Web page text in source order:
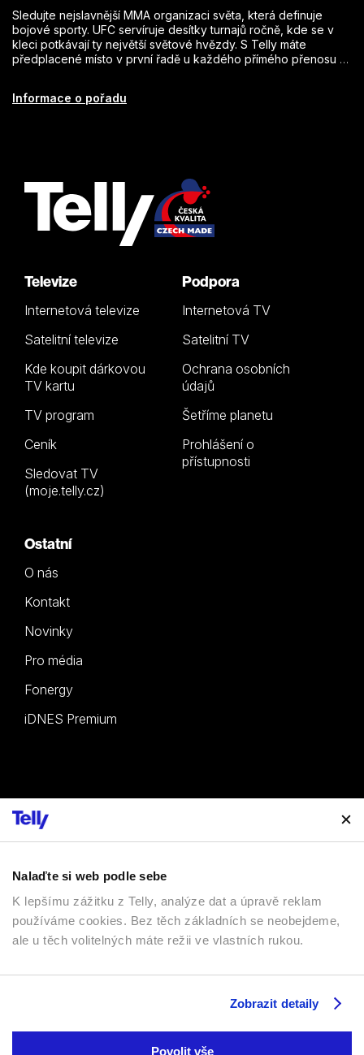
Nalaďte si web podle sebe
K lepšímu zážitku z Telly, analýze dat a úpravě reklam
používáme cookies. Bez těch základních se neobejdeme,
ale u těch volitelných máte režii ve vlastních rukou.
Zobrazit detaily
Povolit vše
Sledujte nejslavnější MMA organizaci světa, která definuje
bojové sporty. UFC servíruje desítky turnajů ročně, kde se v
kleci potkávají ty největší světové hvězdy. S Telly máte
předplacené místo v první řadě u každého přímého přenosu i v
Informace o pořadu
Televize
Internetová televize
Satelitní televize
Kde koupit dárkovou
TV kartu
TV program
Ceník
Sledovat TV
(moje.telly.cz)
Podpora
Internetová TV
Satelitní TV
Ochrana osobních
údajů
Šetříme planetu
Prohlášení o
přístupnosti
Ostatní
O nás
Kontakt
Novinky
Pro média
Fonergy
iDNES Premium
Vyzkoušet ZDARMA
Zákaznická zóna
FacebookYouTubeInstagram